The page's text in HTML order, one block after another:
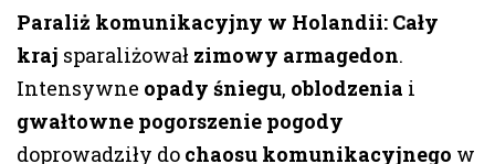
Paraliż komunikacyjny w Holandii: Cały
kraj sparaliżował zimowy armagedon.
Intensywne opady śniegu, oblodzenia i
gwałtowne pogorszenie pogody
doprowadziły do chaosu komunikacyjnego w